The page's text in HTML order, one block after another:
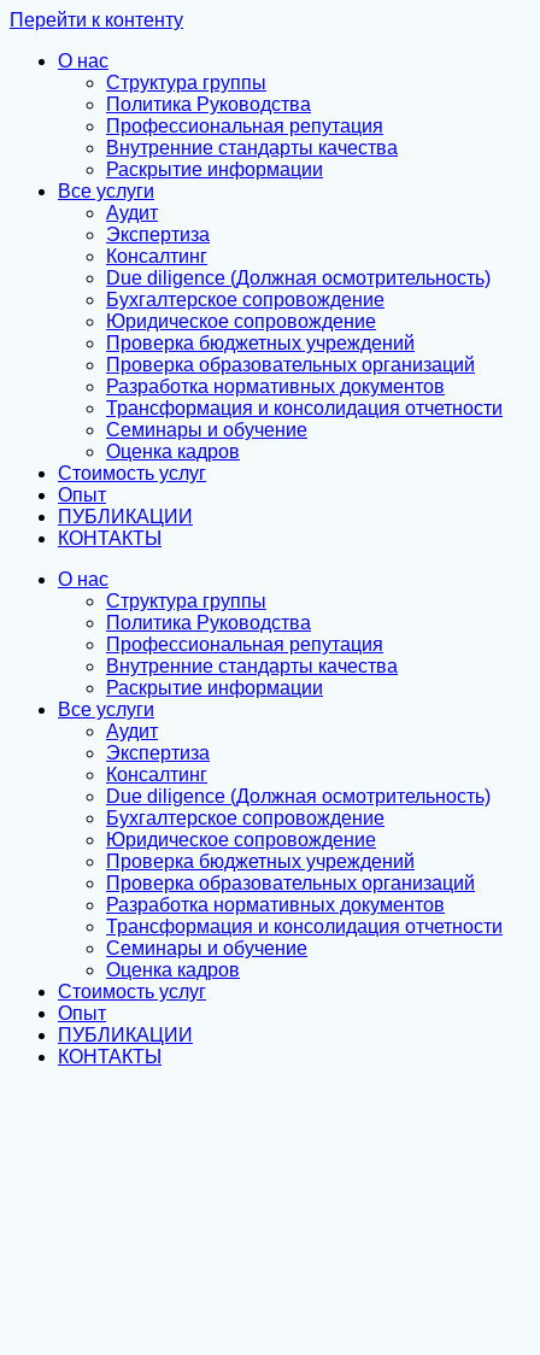
Перейти к контенту
О нас
Структура группы
Политика Руководства
Профессиональная репутация
Внутренние стандарты качества
Раскрытие информации
Все услуги
Аудит
Экспертиза
Консалтинг
Due diligence (Должная осмотрительность)
Бухгалтерское сопровождение
Юридическое сопровождение
Проверка бюджетных учреждений
Проверка образовательных организаций
Разработка нормативных документов
Трансформация и консолидация отчетности
Семинары и обучение
Оценка кадров
Стоимость услуг
Опыт
ПУБЛИКАЦИИ
КОНТАКТЫ
О нас
Структура группы
Политика Руководства
Профессиональная репутация
Внутренние стандарты качества
Раскрытие информации
Все услуги
Аудит
Экспертиза
Консалтинг
Due diligence (Должная осмотрительность)
Бухгалтерское сопровождение
Юридическое сопровождение
Проверка бюджетных учреждений
Проверка образовательных организаций
Разработка нормативных документов
Трансформация и консолидация отчетности
Семинары и обучение
Оценка кадров
Стоимость услуг
Опыт
ПУБЛИКАЦИИ
КОНТАКТЫ